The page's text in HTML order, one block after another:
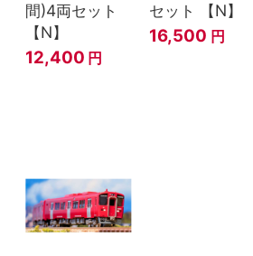
間)4両セット
【N】
12,400 円
セット 【N】
16,500 円